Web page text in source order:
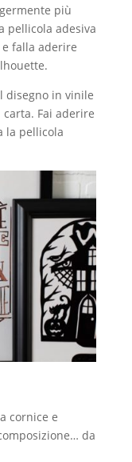
più
pellicola adesiva
falla aderire
disegno in vinile
Fai aderire
la pellicola
cornice e
da